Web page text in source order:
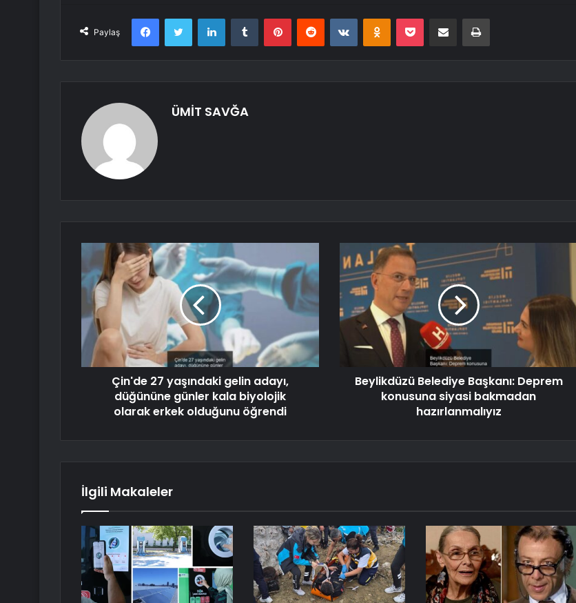
Paylaş
FacebookTwitter LinkedInTumblr PinterestReddit VKontakteOdnoklassniki
Pocket E-Posta ile paylaş Yazdır
ÜMİT SAVĞA
Çin'de 27 yaşındaki gelin adayı,
düğününe günler kala biyolojik
olarak erkek olduğunu öğrendi
Beylikdüzü Belediye Başkanı: Deprem
konusuna siyasi bakmadan
hazırlanmalıyız
İlgili Makaleler